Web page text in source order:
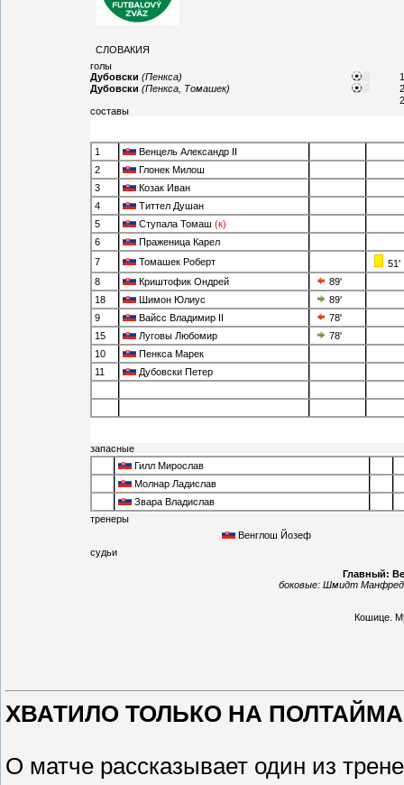
СЛОВАКИЯ
голы
Дубовски (Пенкса)
Дубовски (Пенкса, Томашек)
составы
1
Венцель Александр II
2
Глонек Милош
3
Козак Иван
4
Титтел Душан
5
Ступала Томаш (к)
6
Праженица Карел
7
Томашек Роберт
51'
8
Криштофик Ондрей
89'
18
Шимон Юлиус
89'
9
Вайсс Владимир II
78'
15
Луговы Любомир
78'
10
Пенкса Марек
11
Дубовски Петер
запасные
Гилл Мирослав
Молнар Ладислав
Звара Владислав
тренеры
Венглош Йозеф
судьи
Главный:
боковые: Шмидт Манфред
Кошице
ХВАТИЛО ТОЛЬКО НА ПОЛТАЙМА
О матче рассказывает один из